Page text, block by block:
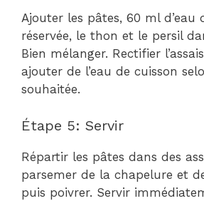
Ajouter les pâtes, 60 ml d’eau
réservée, le thon et le persil
Bien mélanger. Rectifier
ajouter de l’eau de cuisson
souhaitée.
Étape 5: Servir
Répartir les pâtes dans des
parsemer de la chapelure et
puis poivrer. Servir